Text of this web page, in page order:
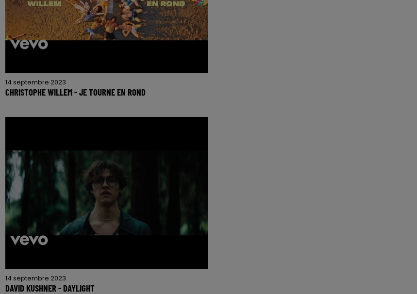
14 septembre 2023
CHRISTOPHE WILLEM - JE TOURNE EN ROND
14 septembre 2023
DAVID KUSHNER - DAYLIGHT